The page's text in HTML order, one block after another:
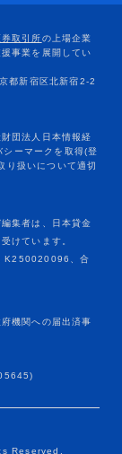
集者は、日本貸金
けています。
K250020096、合
機関への届出済事